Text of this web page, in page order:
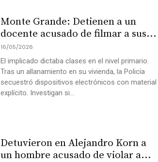
Monte Grande: Detienen a un
docente acusado de filmar a sus...
16/05/2026
El implicado dictaba clases en el nivel primario.
Tras un allanamiento en su vivienda, la Policía
secuestró dispositivos electrónicos con material
explícito. Investigan si...
Detuvieron en Alejandro Korn a
un hombre acusado de violar a...